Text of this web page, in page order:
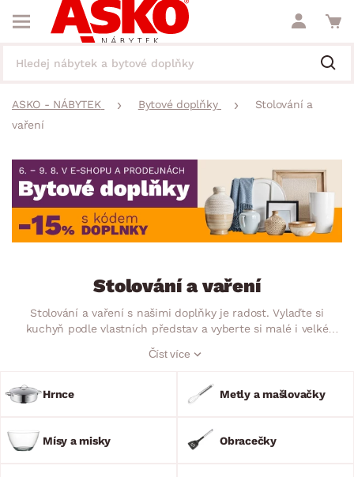
ASKO - NÁBYTEK Bytové doplňky
Stolování a
vaření
Stolování a vaření
Stolování a vaření s našimi doplňky je radost. Vylaďte si
kuchyň podle vlastních představ a vyberte si malé i velké
Kuchyňské potřeby a doplňky navíc oživí každou kuchyň a
bezstarostné stolování s rodinou nebo přáteli. Náš sortiment
je opravdu široký!
Číst více
Hrnce Metly a mašlovačky
Mísy a misky Obracečky